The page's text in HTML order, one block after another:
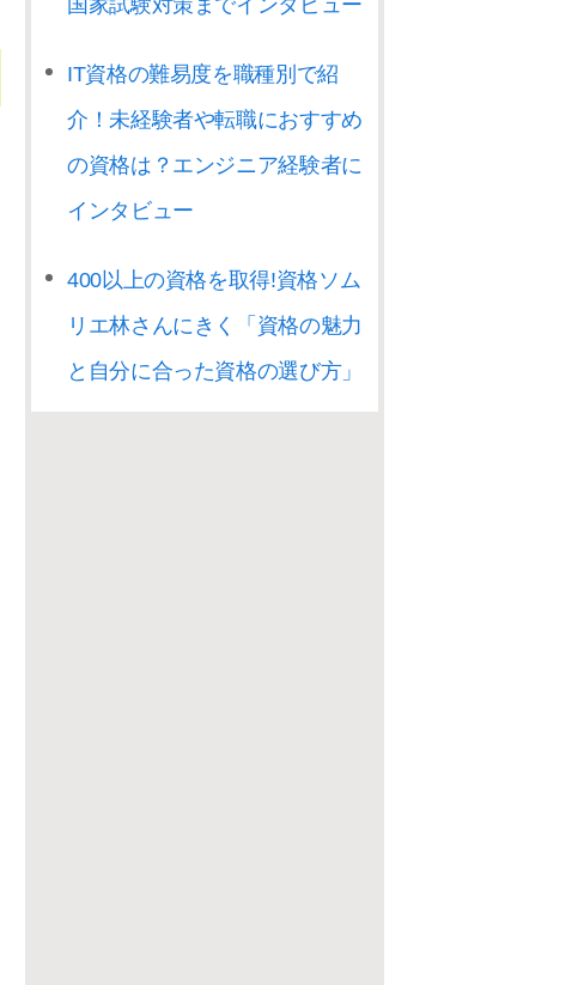
国家試験対策までインタビュー
IT資格の難易度を職種別で紹
介！未経験者や転職におすすめ
の資格は？エンジニア経験者に
インタビュー
400以上の資格を取得!資格ソム
リエ林さんにきく「資格の魅力
と自分に合った資格の選び方」